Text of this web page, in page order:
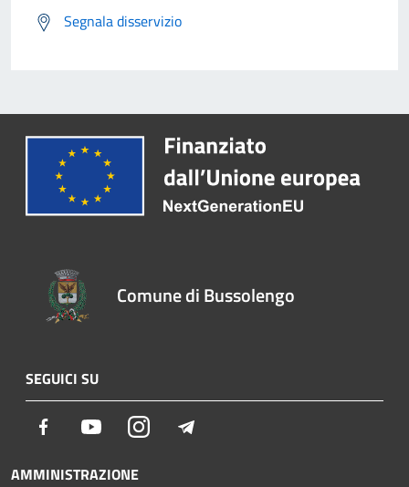
Segnala disservizio
Comune di Bussolengo
SEGUICI SU
Facebook YoutubeInstagram
AMMINISTRAZIONE